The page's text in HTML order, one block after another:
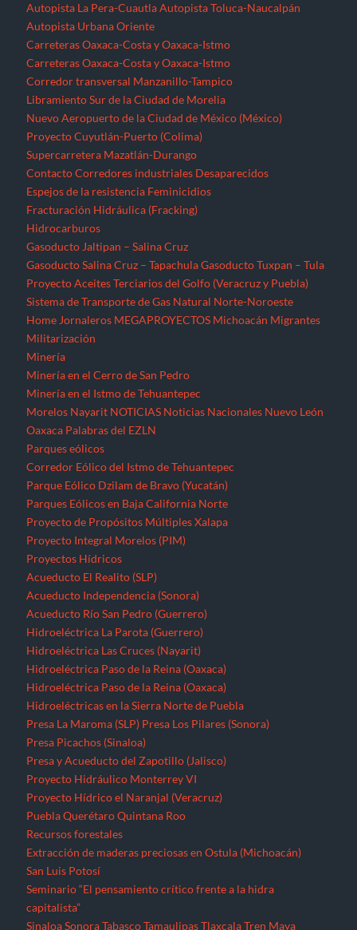
Autopista La Pera-Cuautla Autopista Toluca-Naucalpán
Autopista Urbana Oriente
Carreteras Oaxaca-Costa y Oaxaca-Istmo
Carreteras Oaxaca-Costa y Oaxaca-Istmo
Corredor transversal Manzanillo-Tampico
Libramiento Sur de la Ciudad de Morelia
Nuevo Aeropuerto de la Ciudad de México (México)
Proyecto Cuyutlán-Puerto (Colima)
Supercarretera Mazatlán-Durango
Contacto Corredores industriales Desaparecidos
Espejos de la resistencia Feminicidios
Fracturación Hidráulica (Fracking)
Hidrocarburos
Gasoducto Jaltipan – Salina Cruz
Gasoducto Salina Cruz – Tapachula Gasoducto Tuxpan – Tula
Proyecto Aceites Terciarios del Golfo (Veracruz y Puebla)
Sistema de Transporte de Gas Natural Norte-Noroeste
Home Jornaleros MEGAPROYECTOS Michoacán Migrantes
Militarización
Minería
Minería en el Cerro de San Pedro
Minería en el Istmo de Tehuantepec
Morelos Nayarit NOTICIAS Noticias Nacionales Nuevo León
Oaxaca Palabras del EZLN
Parques eólicos
Corredor Eólico del Istmo de Tehuantepec
Parque Eólico Dzilam de Bravo (Yucatán)
Parques Eólicos en Baja California Norte
Proyecto de Propósitos Múltiples Xalapa
Proyecto Integral Morelos (PIM)
Proyectos Hídricos
Acueducto El Realito (SLP)
Acueducto Independencia (Sonora)
Acueducto Río San Pedro (Guerrero)
Hidroeléctrica La Parota (Guerrero)
Hidroeléctrica Las Cruces (Nayarit)
Hidroeléctrica Paso de la Reina (Oaxaca)
Hidroeléctrica Paso de la Reina (Oaxaca)
Hidroeléctricas en la Sierra Norte de Puebla
Presa La Maroma (SLP) Presa Los Pilares (Sonora)
Presa Picachos (Sinaloa)
Presa y Acueducto del Zapotillo (Jalisco)
Proyecto Hidráulico Monterrey VI
Proyecto Hídrico el Naranjal (Veracruz)
Puebla Querétaro Quintana Roo
Recursos forestales
Extracción de maderas preciosas en Ostula (Michoacán)
San Luis Potosí
Seminario “El pensamiento crítico frente a la hidra
capitalista”
Sinaloa Sonora Tabasco Tamaulipas Tlaxcala Tren Maya